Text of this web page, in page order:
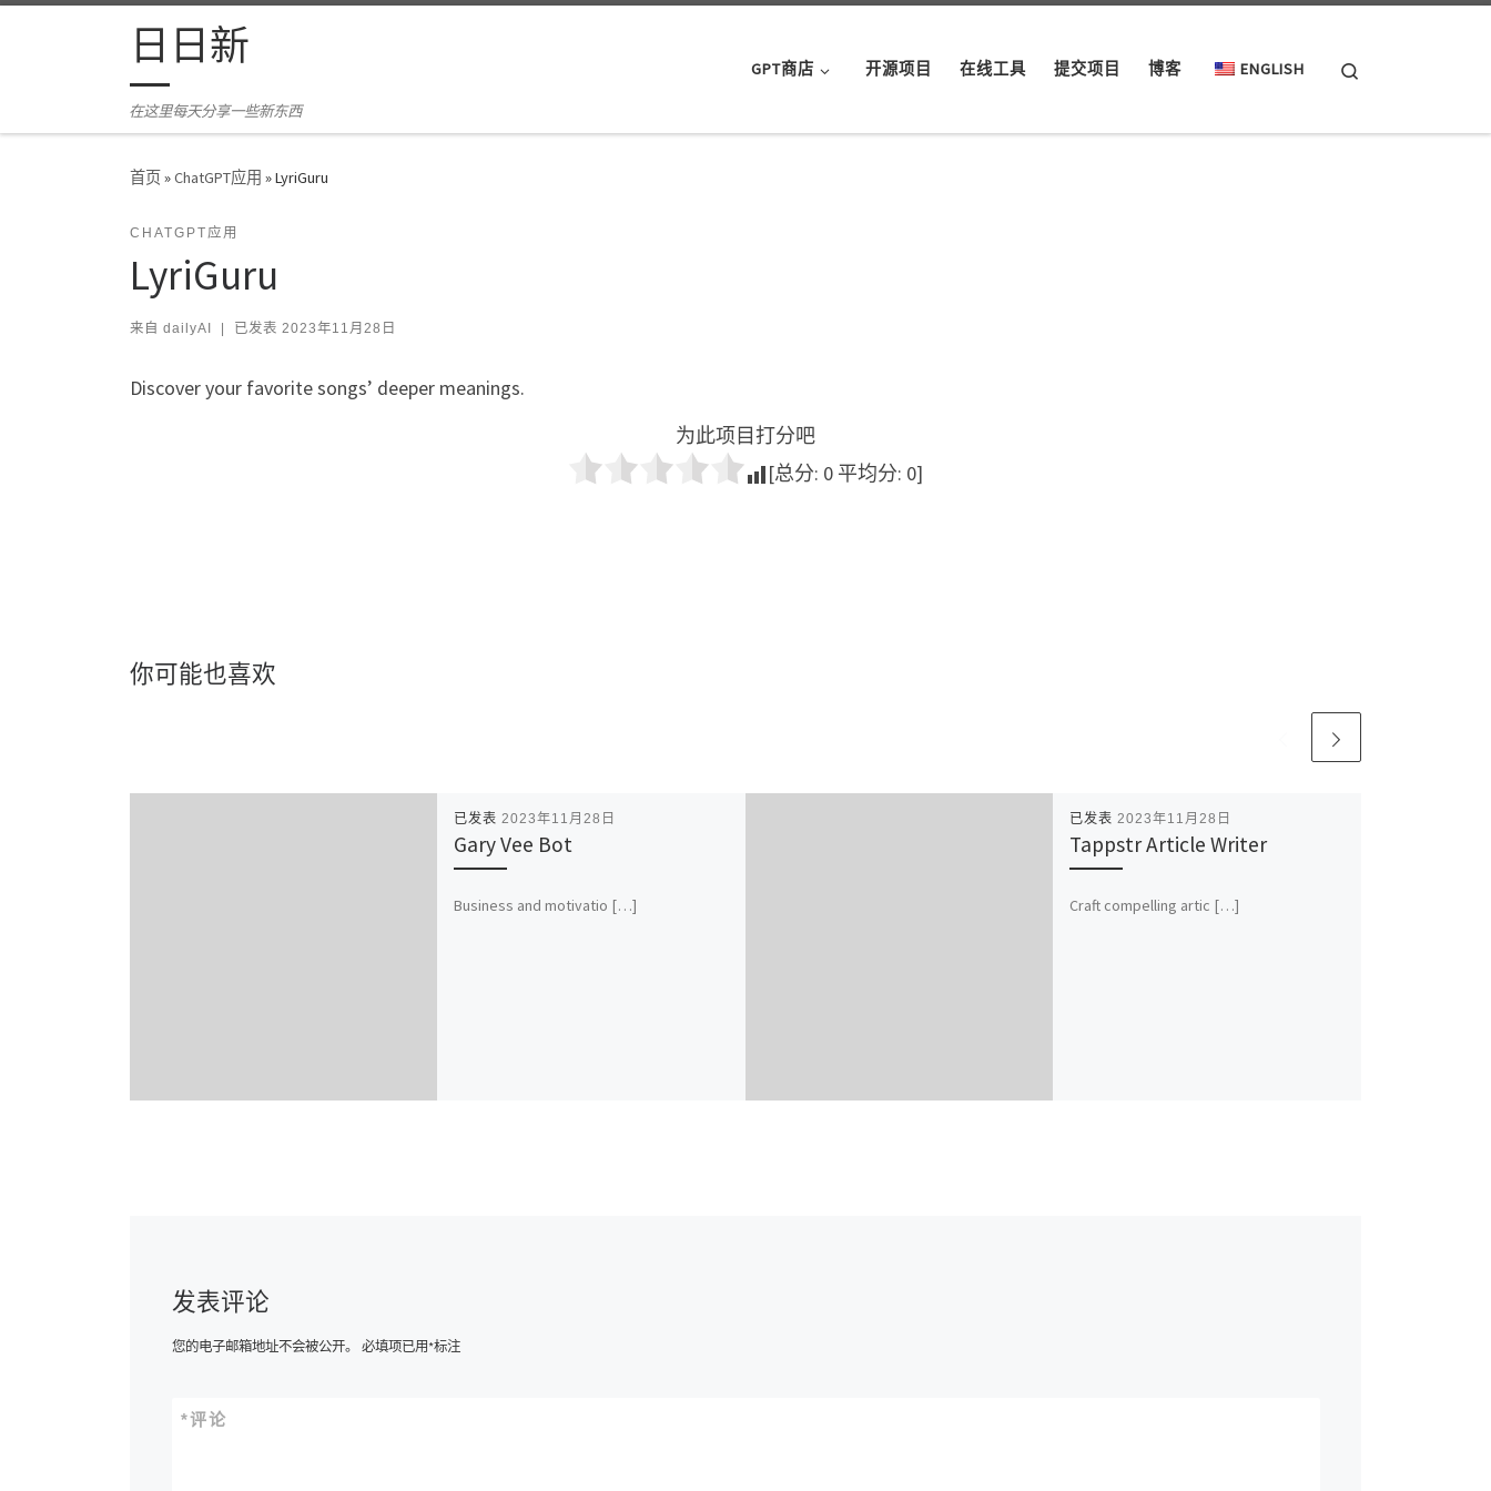
Skip to content日日新
在这里每天分享一些新东西
GPT商店 开源项目 在线工具 提交项目 博客 ENGLISH
首页»ChatGPT应用 »LyriGuru
CHATGPT应用
LyriGuru
来自 dailyAI 已发表 2023年11月28日
Discover your favorite songs’ deeper meanings.
为此项目打分吧
[总分: 0 平均分: 0]
你可能也喜欢
已发表 2023年11月28日
Gary Vee Bot
Business and motivatio […]
已发表 2023年11月28日
Tappstr Article Writer
Craft compelling artic […]
发表评论
您的电子邮箱地址不会被公开。 必填项已用*标注
评论
*